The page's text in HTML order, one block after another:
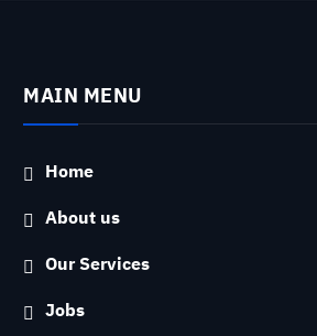
MAIN MENU
Home
About us
Our Services
Jobs